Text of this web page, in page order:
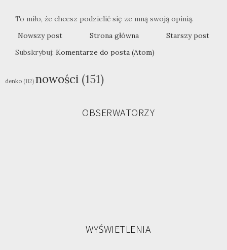
To miło, że chcesz podzielić się ze mną swoją opinią.
Nowszy post
Starszy post
Strona główna
Subskrybuj: Komentarze do posta (Atom)
denko (112) nowości (151)
OBSERWATORZY
WYŚWIETLENIA